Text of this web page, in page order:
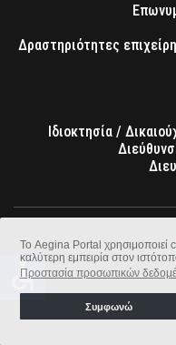
Το Aegina Portal χρησιμοποιεί
καλύτερη εμπειρία στον
Προστασία προσωπικών
Συμφωνώ
Δραστηριότητες
Ιδιοκτησία /
accessible